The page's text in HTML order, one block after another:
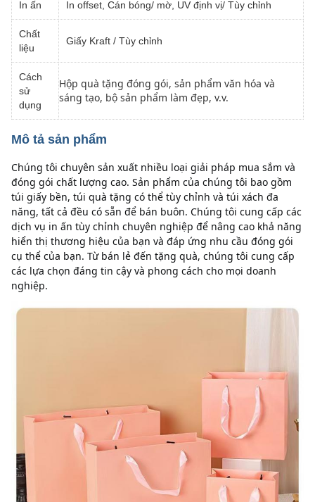
In ấn In offset, Cán bóng/ mờ, UV định vị/ Tùy chỉnh
Chất
liệu
Giấy Kraft / Tùy chỉnh
Cách
sử
dụng
Hộp quà tặng đóng gói, sản phẩm văn hóa và
sáng tạo, bộ sản phẩm làm đẹp, v.v.
Mô tả sản phẩm
Chúng tôi chuyên sản xuất nhiều loại giải pháp mua sắm và
đóng gói chất lượng cao. Sản phẩm của chúng tôi bao gồm
túi giấy bền, túi quà tặng có thể tùy chỉnh và túi xách đa
năng, tất cả đều có sẵn để bán buôn. Chúng tôi cung cấp các
dịch vụ in ấn tùy chỉnh chuyên nghiệp để nâng cao khả năng
hiển thị thương hiệu của bạn và đáp ứng nhu cầu đóng gói
cụ thể của bạn. Từ bán lẻ đến tặng quà, chúng tôi cung cấp
các lựa chọn đáng tin cậy và phong cách cho mọi doanh
nghiệp.